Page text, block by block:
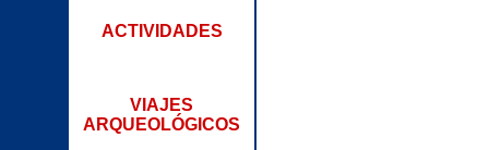
ACTIVIDADES
VIAJES
ARQUEOLÓGICOS